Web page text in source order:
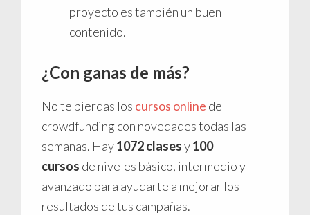
proyecto es también un buen
contenido.
¿Con ganas de más?
No te pierdas los cursos online de
crowdfunding con novedades todas las
semanas. Hay1072 clasesy100
cursos de niveles básico, intermedio y
avanzado para ayudarte a mejorar los
resultados de tus campañas.